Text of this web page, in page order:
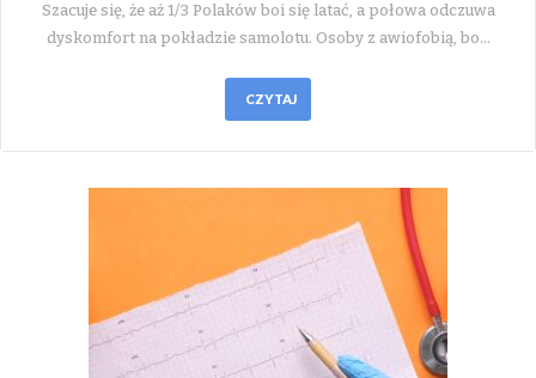
Szacuje się, że aż 1/3 Polaków boi się latać, a połowa odczuwa
dyskomfort na pokładzie samolotu. Osoby z awiofobią, bo…
CZYTAJ